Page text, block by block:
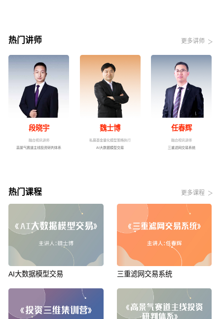
热门讲师 更多讲师
段晓宇
融合视讯讲师
高景气赛道主线投资研判体系
魏士博
私募基金量化模型策略执行
AI大数据模型交易
任春辉
融合视讯讲师
三重滤网交易系统
热门课程 更多课程
AI大数据模型交易 三重滤网交易系统